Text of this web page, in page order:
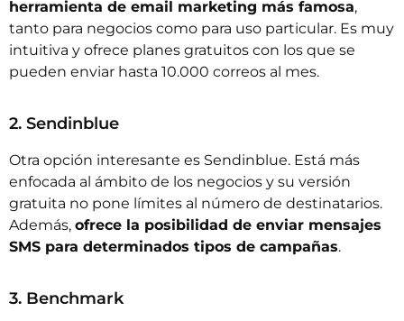
herramienta de email marketing más famosa,
tanto para negocios como para uso particular. Es muy
intuitiva y ofrece planes gratuitos con los que se
pueden enviar hasta 10.000 correos al mes.
2. Sendinblue
Otra opción interesante es Sendinblue. Está más
enfocada al ámbito de los negocios y su versión
gratuita no pone límites al número de destinatarios.
Además, ofrece la posibilidad de enviar mensajes
SMS para determinados tipos de campañas.
3. Benchmark